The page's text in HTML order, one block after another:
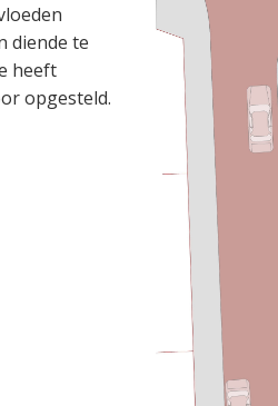
diende te
heeft
opgesteld.